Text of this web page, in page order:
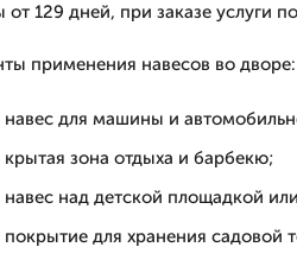
от 129 дней, при заказе услуги
применения навесов во дворе:
навес для машины и
крытая зона отдыха и барбекю;
навес над детской площадкой
покрытие для хранения садовой